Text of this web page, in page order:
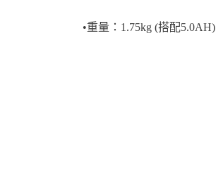
•重量：1.75kg (搭配5.0AH)